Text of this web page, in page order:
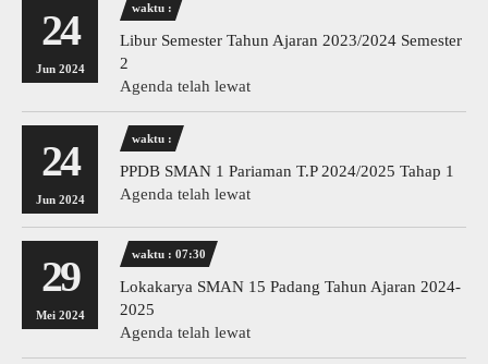
24
Jun 2024
waktu :
Libur Semester Tahun Ajaran 2023/2024 Semester
2
Agenda telah lewat
24
Jun 2024
waktu :
PPDB SMAN 1 Pariaman T.P 2024/2025 Tahap 1
Agenda telah lewat
29
Mei 2024
waktu : 07:30
Lokakarya SMAN 15 Padang Tahun Ajaran 2024-
2025
Agenda telah lewat